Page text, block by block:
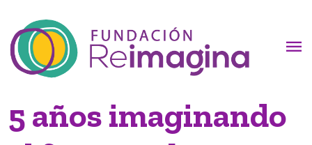
menu
5 años imaginando